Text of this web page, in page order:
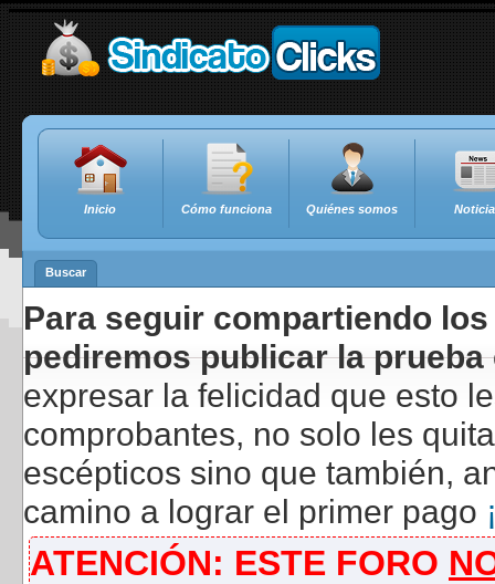
Inicio Cómo funciona Quiénes somos
Buscar
Para seguir compartiendo
pediremos publicar la
expresar la felicidad que esto
comprobantes, no solo les
escépticos sino que también,
camino a lograr el primer pago
ATENCIÓN: ESTE FORO